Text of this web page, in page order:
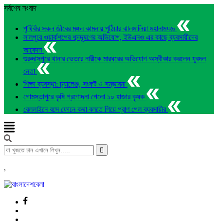
সর্বশেষ সংবাদ
পৃথিবীর সকল জীবের মঙ্গল কামনায় পুঠিয়ার ঝালমালিয়া মহানামযজ্ঞ
লালপুরে ওয়ার্কশপের শব্দদূষণের অভিযোগ, ইউএনও এর কাছে ব্যবসায়ীদের
আবেদন
গুরুদাসপুরে থানার ভেতরে নারীকে মারধরের অভিযোগ অস্বীকার করলেন যুবদল
নেতা
শিক্ষা ব্যবস্থা: চ্যালেঞ্জ, সংকট ও সম্ভাবনা
গোমস্তাপুরে কৃষি প্রণোদনা পেলো ১০ হাজার কৃষক
রেললাইনে বসে ফোনে কথা বলতে গিয়ে প্রাণ গেল ব্যবসায়ীর
,